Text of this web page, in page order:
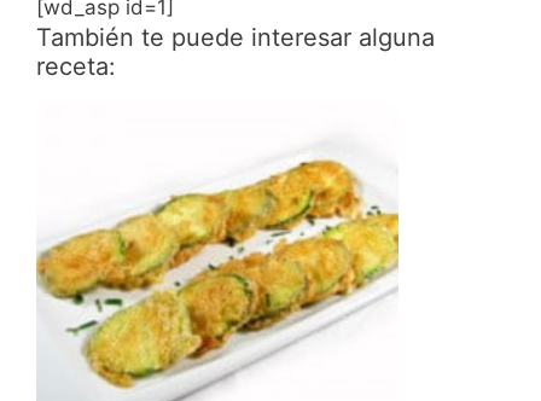
[wd_asp id=1]
También te puede interesar alguna
receta: